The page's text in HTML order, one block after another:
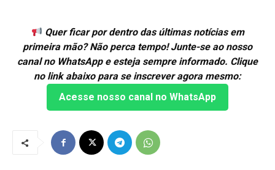
Quer ficar por dentro das últimas notícias em
primeira mão? Não perca tempo! Junte-se ao nosso
canal no WhatsApp e esteja sempre informado. Clique
no link abaixo para se inscrever agora mesmo:
Acesse nosso canal no WhatsApp